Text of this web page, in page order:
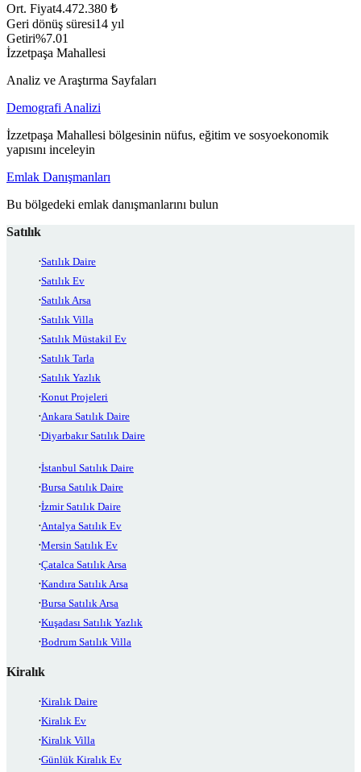
Ort. Fiyat4.472.380 ₺
Geri dönüş süresi14 yıl
Getiri%7.01
İzzetpaşa Mahallesi
Analiz ve Araştırma Sayfaları
Demografi Analizi
İzzetpaşa Mahallesi bölgesinin nüfus, eğitim ve sosyoekonomik
yapısını inceleyin
Emlak Danışmanları
Bu bölgedeki emlak danışmanlarını bulun
Satılık
Satılık Daire
Satılık Ev
Satılık Arsa
Satılık Villa
Satılık Müstakil Ev
Satılık Tarla
Satılık Yazlık
Konut Projeleri
Ankara Satılık Daire
Diyarbakır Satılık Daire
İstanbul Satılık Daire
Bursa Satılık Daire
İzmir Satılık Daire
Antalya Satılık Ev
Mersin Satılık Ev
Çatalca Satılık Arsa
Kandıra Satılık Arsa
Bursa Satılık Arsa
Kuşadası Satılık Yazlık
Bodrum Satılık Villa
Kiralık
Kiralık Daire
Kiralık Ev
Kiralık Villa
Günlük Kiralık Ev